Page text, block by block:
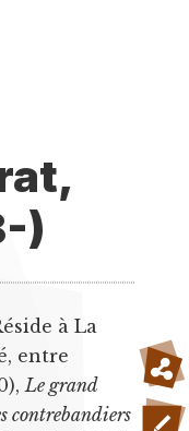
)
à La
entre
Le grand
contrebandiers